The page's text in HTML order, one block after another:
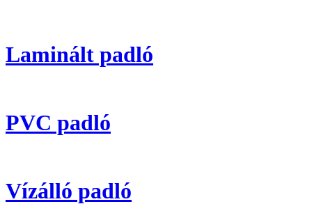
Laminált padló
PVC padló
Vízálló padló